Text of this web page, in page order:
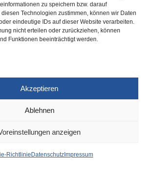
zu speichern bzw. darauf
Technologien zustimmen, können wir Daten
eindeutige IDs auf dieser Website verarbeiten.
nicht erteilen oder zurückziehen, können
Funktionen beeinträchtigt werden.
Akzeptieren
Ablehnen
anzeigen
Richtlinie Datenschutz Impressum